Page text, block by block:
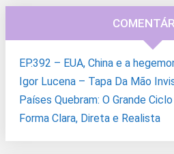
EP.392 – EUA, China e a
Igor Lucena – Tapa Da Mão
Países Quebram: O Grande
Forma Clara, Direta e Realista